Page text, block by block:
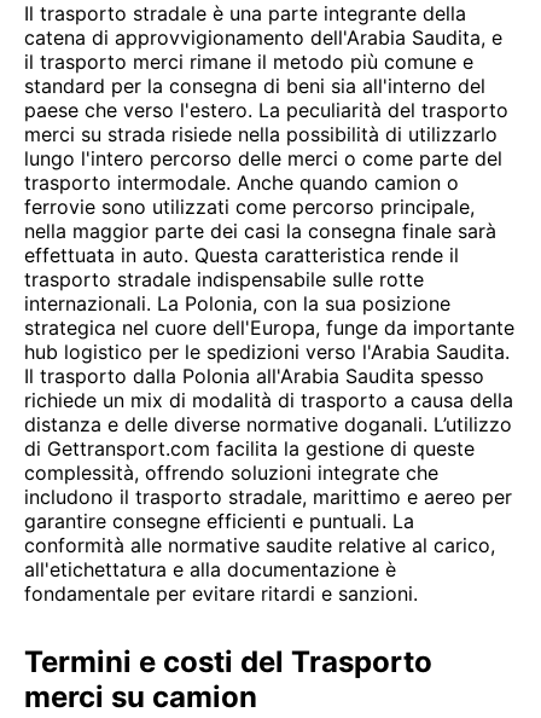
Il trasporto stradale è una parte integrante della
catena di approvvigionamento dell'Arabia Saudita, e
il trasporto merci rimane il metodo più comune e
standard per la consegna di beni sia all'interno del
paese che verso l'estero. La peculiarità del trasporto
merci su strada risiede nella possibilità di utilizzarlo
lungo l'intero percorso delle merci o come parte del
trasporto intermodale. Anche quando camion o
ferrovie sono utilizzati come percorso principale,
nella maggior parte dei casi la consegna finale sarà
effettuata in auto. Questa caratteristica rende il
trasporto stradale indispensabile sulle rotte
internazionali. La Polonia, con la sua posizione
strategica nel cuore dell'Europa, funge da importante
hub logistico per le spedizioni verso l'Arabia Saudita.
Il trasporto dalla Polonia all'Arabia Saudita spesso
richiede un mix di modalità di trasporto a causa della
distanza e delle diverse normative doganali. L’utilizzo
di Gettransport.com facilita la gestione di queste
complessità, offrendo soluzioni integrate che
includono il trasporto stradale, marittimo e aereo per
garantire consegne efficienti e puntuali. La
conformità alle normative saudite relative al carico,
all'etichettatura e alla documentazione è
fondamentale per evitare ritardi e sanzioni.
Termini e costi del Trasporto
merci su camion